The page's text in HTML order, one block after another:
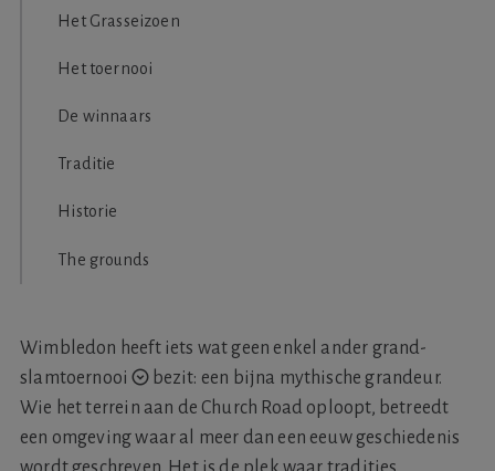
Het Grasseizoen
Het toernooi
De winnaars
Traditie
Historie
The grounds
Wimbledon heeft iets wat geen enkel ander grand-
slamtoernooi
bezit: een bijna mythische grandeur.
Wie het terrein aan de Church Road oploopt, betreedt
een omgeving waar al meer dan een eeuw geschiedenis